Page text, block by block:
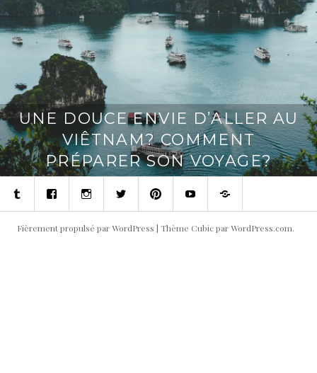
UNE DOUCE ENVIE D’ALLER AU
VIÊTNAM? COMMENT
PRÉPARER SON VOYAGE?
TumblrFacebookInstagramTwitterPinterestYoutubeContact
Fièrement propulsé par WordPress | Thème Cubic parWordPress.com.